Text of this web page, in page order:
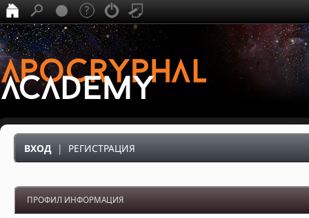
ВХОД | РЕГИСТРАЦИЯ
ПРОФИЛ ИНФОРМАЦИЯ